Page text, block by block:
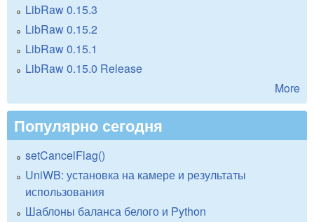
LibRaw 0.15.3
LibRaw 0.15.2
LibRaw 0.15.1
LibRaw 0.15.0 Release
More
Популярно сегодня
setCancelFlag()
UniWB: установка на камере и результаты
использования
Шаблоны баланса белого и Python